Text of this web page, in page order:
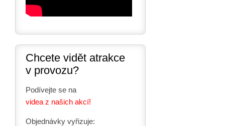
Chcete vidět atrakce
v provozu?
Podívejte se na
videa z našich akcí!
Objednávky vyřizuje: